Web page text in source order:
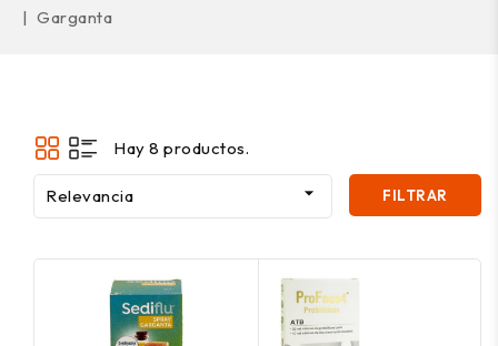
Garganta
Hay 8 productos.
Relevancia  FILTRAR